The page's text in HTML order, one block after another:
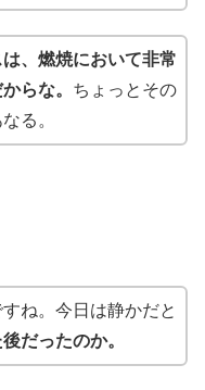
、燃焼において非常
らな。 ちょっとその
る。
すね。今日は静かだと
だったのか。